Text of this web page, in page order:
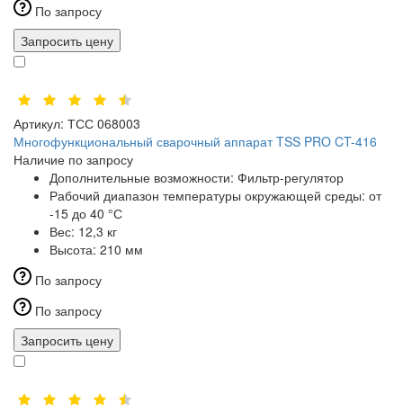
По запросу
Запросить цену
Артикул: ТСС 068003
Многофункциональный сварочный аппарат TSS PRO CT-416
Наличие по запросу
Дополнительные возможности: Фильтр-регулятор
Рабочий диапазон температуры окружающей среды: от
-15 до 40 °С
Вес: 12,3 кг
Высота: 210 мм
По запросу
По запросу
Запросить цену